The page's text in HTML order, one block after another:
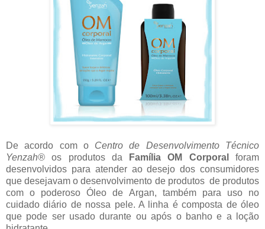
De acordo com o Centro de Desenvolvimento Técnico
Yenzah® os produtos da Família OM Corporalforam
desenvolvidos para atender ao desejo dos consumidores
que desejavam o desenvolvimento de produtos de produtos
com o poderoso Óleo de Argan, também para uso no
cuidado diário de nossa pele. A linha é composta de óleo
que pode ser usado durante ou após o banho e a loção